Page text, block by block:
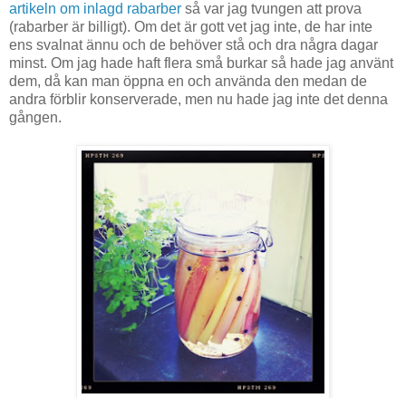
artikeln om inlagd rabarber så var jag tvungen att prova
(rabarber är billigt). Om det är gott vet jag inte, de har inte
ens svalnat ännu och de behöver stå och dra några dagar
minst. Om jag hade haft flera små burkar så hade jag använt
dem, då kan man öppna en och använda den medan de
andra förblir konserverade, men nu hade jag inte det denna
gången.